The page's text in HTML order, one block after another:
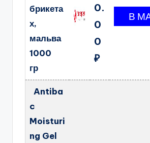
брикета
х,
мальва
1000
гр
0.
0
0
₽
Antiba
c
Moisturi
ng Gel